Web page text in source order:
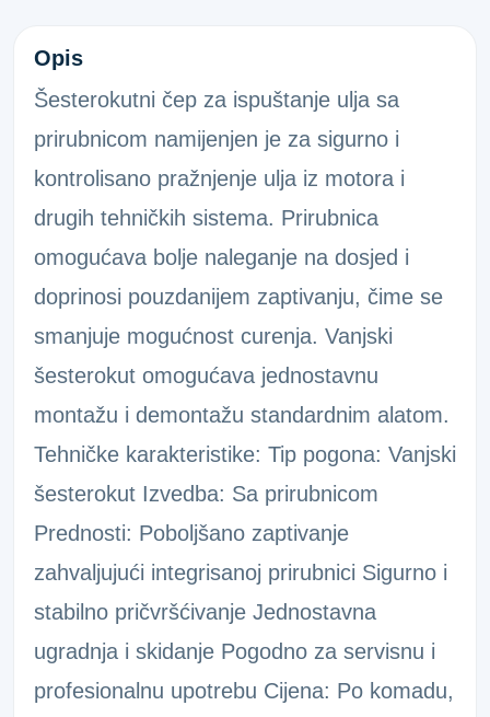
VIJAK ZA I/U M14X1,5X24 VL13DP
Opis
Šesterokutni čep za ispuštanje ulja sa
prirubnicom namijenjen je za sigurno i
kontrolisano pražnjenje ulja iz motora i
drugih tehničkih sistema. Prirubnica
omogućava bolje naleganje na dosjed i
doprinosi pouzdanijem zaptivanju, čime se
smanjuje mogućnost curenja. Vanjski
šesterokut omogućava jednostavnu
montažu i demontažu standardnim alatom.
Tehničke karakteristike: Tip pogona: Vanjski
šesterokut Izvedba: Sa prirubnicom
Prednosti: Poboljšano zaptivanje
zahvaljujući integrisanoj prirubnici Sigurno i
stabilno pričvršćivanje Jednostavna
ugradnja i skidanje Pogodno za servisnu i
profesionalnu upotrebu Cijena: Po komadu,